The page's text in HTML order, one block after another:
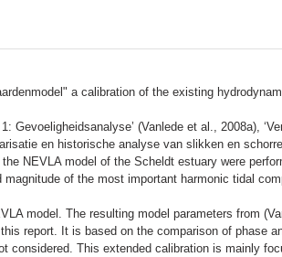
a calibration of the existing
Gevoeligheidsanalyse’ (Vanlede et al., 2008a),
en historische analyse van slikken en
NEVLA model of the Scheldt estuary were
of the most important harmonic tidal
model. The resulting model parameters from
report. It is based on the comparison of phase
considered. This extended calibration is mainly